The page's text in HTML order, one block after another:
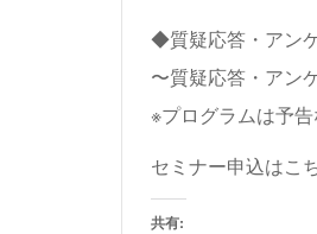
◆質疑応答・アン
〜質疑応答・アン
※プログラムは予告
セミナー申込はこ
共有: